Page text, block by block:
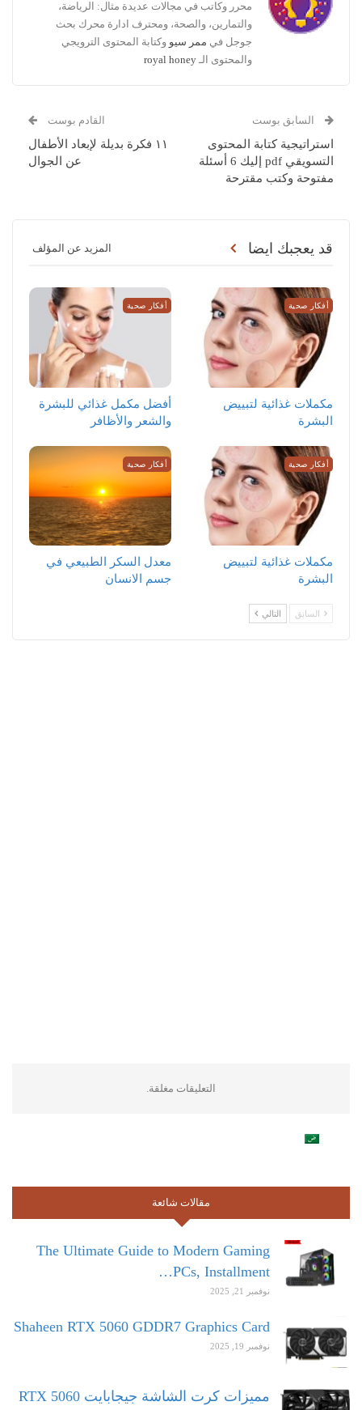
محرر وكاتب في مجالات عديدة مثال: الرياضة،
والتمارين، والصحة، ومحترف ادارة محرك بحث
جوجل في ممر سيو وكتابة المحتوى الترويجي
والمحتوى الـ royal honey
السابق بوست
استراتيجية كتابة المحتوى
التسويقي pdf إليك 6 أسئلة
مفتوحة وكتب مقترحة
القادم بوست
١١ فكرة بديلة لإبعاد الأطفال
عن الجوال
قد يعجبك ايضا المزيد عن المؤلف
أفكار صحية
مكملات غذائية لتبييض
البشرة
أفكار صحية
أفضل مكمل غذائي للبشرة
والشعر والأظافر
أفكار صحية
مكملات غذائية لتبييض
البشرة
أفكار صحية
معدل السكر الطبيعي في
جسم الانسان
السابق التالي
التعليقات مغلقة.
مقالات شائعة
The Ultimate Guide to Modern Gaming
PCs, Installment…
نوفمبر 21, 2025
Shaheen RTX 5060 GDDR7 Graphics Card
نوفمبر 19, 2025
مميزات كرت الشاشة جيجابايت RTX 5060